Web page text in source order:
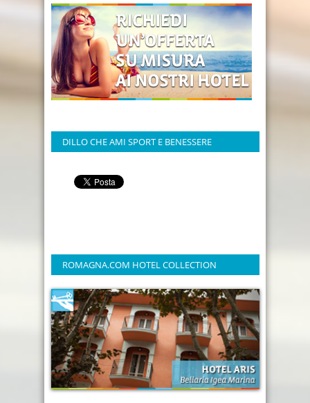
DILLO CHE AMI SPORT E BENESSERE
ROMAGNA.COM HOTEL COLLECTION